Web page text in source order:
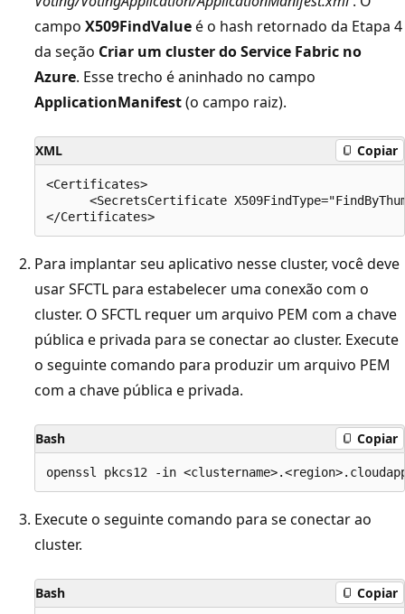
campo X509FindValueé o hash retornado da Etapa 4
da seção Criar um cluster do Service Fabric no
Azure. Esse trecho é aninhado no campo
ApplicationManifest(o campo raiz).
XML Copiar
<Certificates>
<SecretsCertificate
Para implantar seu aplicativo nesse cluster, você deve
usar SFCTL para estabelecer uma conexão com o
cluster. O SFCTL requer um arquivo PEM com a chave
pública e privada para se conectar ao cluster. Execute
o seguinte comando para produzir um arquivo PEM
com a chave pública e privada.
Bash Copiar
Execute o seguinte comando para se conectar ao
cluster.
Bash Copiar